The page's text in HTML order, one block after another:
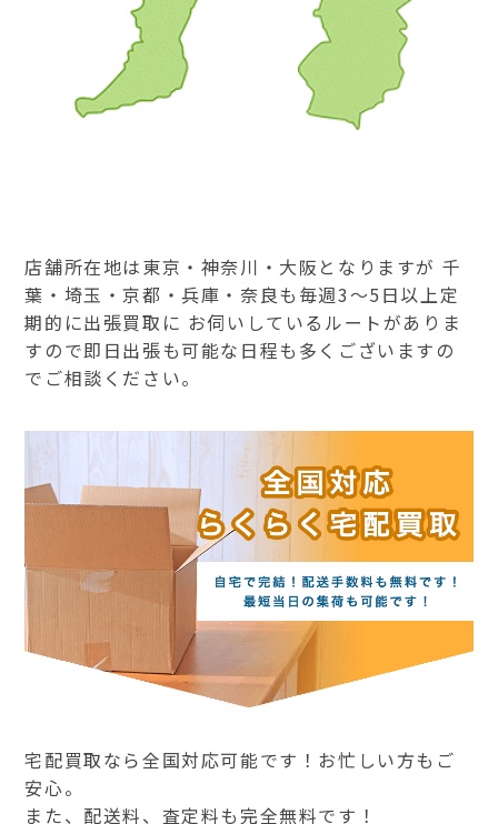
店舗所在地は東京・神奈川・大阪となりますが 千
葉・埼玉・京都・兵庫・奈良も毎週3～5日以上定
期的に出張買取に お伺いしているルートがありま
すので即日出張も可能な日程も多くございますの
でご相談ください。
宅配買取なら全国対応可能です！お忙しい方もご
安心。
また、配送料、査定料も完全無料です！